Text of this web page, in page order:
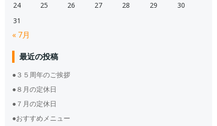
24
25 26 27 28 29
30
31
« 7月
最近の投稿
●３５周年のご挨拶
●８月の定休日
●７月の定休日
●おすすめメニュー